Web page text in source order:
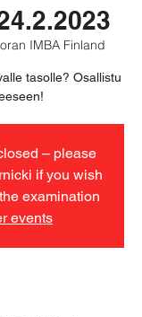
IMBA Finland
tasolle? Osallistu
– please
if you wish
examination
events